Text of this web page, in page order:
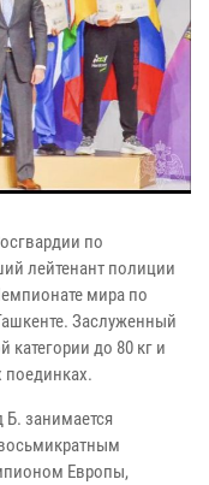
по
лейтенант полиции
мира по
Заслуженный
категории до 80 кг и
поединках.
занимается
Европы,